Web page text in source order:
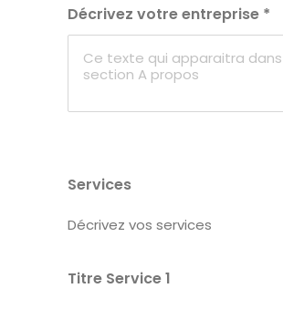
A PROPOS
NOS SERVICES
MON COMPTE
Décrivez votre entreprise *
Services
Décrivez vos services
Titre Service 1